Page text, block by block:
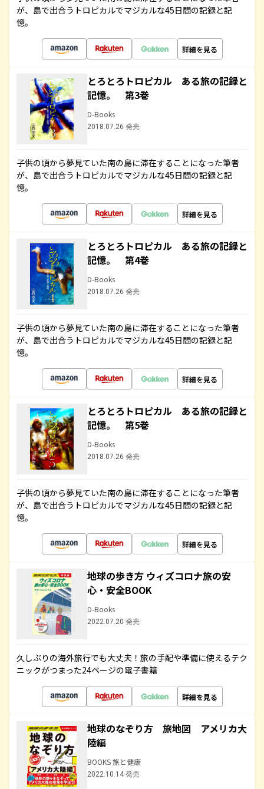
が、島で出合うトロピカルでマジカルな45日間の記録と記
憶。
詳細を見る
とろとろトロピカル ある旅の記録と
記憶。 第3巻
D-Books
2018.07.26 発売
子供の頃から夢見ていた南の島に滞在することになった筆者
が、島で出合うトロピカルでマジカルな45日間の記録と記
憶。
詳細を見る
とろとろトロピカル ある旅の記録と
記憶。 第4巻
D-Books
2018.07.26 発売
子供の頃から夢見ていた南の島に滞在することになった筆者
が、島で出合うトロピカルでマジカルな45日間の記録と記
憶。
詳細を見る
とろとろトロピカル ある旅の記録と
記憶。 第5巻
D-Books
2018.07.26 発売
子供の頃から夢見ていた南の島に滞在することになった筆者
が、島で出合うトロピカルでマジカルな45日間の記録と記
憶。
詳細を見る
地球の歩き方 ウィズコロナ旅の安
心・安全BOOK
D-Books
2022.07.20 発売
久しぶりの海外旅行でも大丈夫！旅の手配や準備に使えるテク
ニックがつまった24ページの電子書籍
詳細を見る
地球のなぞり方 旅地図 アメリカ大
陸編
BOOKS 旅と健康
2022.10.14 発売